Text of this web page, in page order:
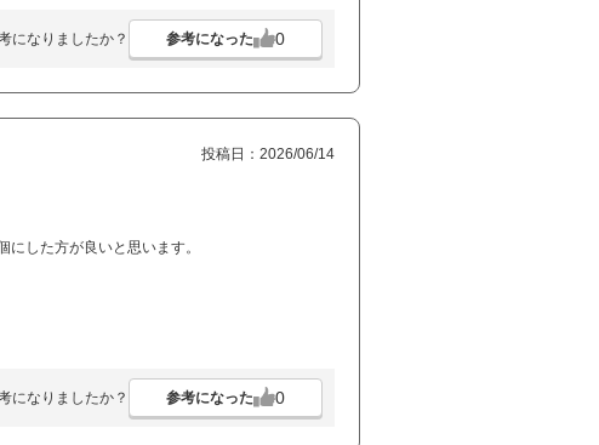
になりましたか？ 参考になった 0
投稿日：2026/06/14
した方が良いと思います。
になりましたか？ 参考になった 0